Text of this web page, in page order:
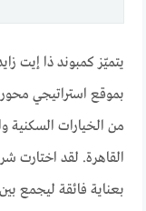
بموقع استراتيجي
من الخيارات السكنية
القاهرة. لقد اختارت
بعناية فائقة ليجمع